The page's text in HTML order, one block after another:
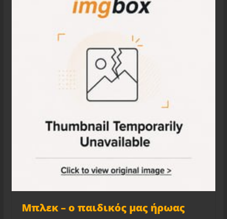
Μπλεκ – ο παιδικός μας ήρωας